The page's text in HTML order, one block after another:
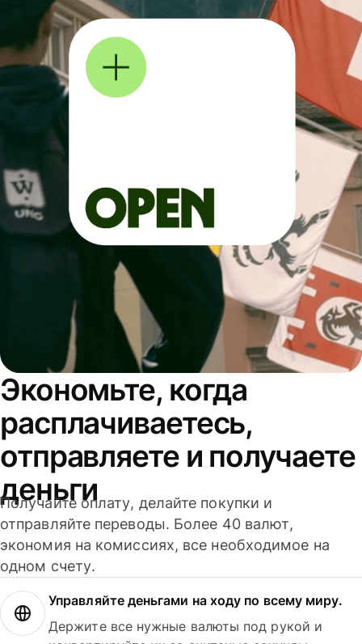
Экономьте, когда
расплачиваетесь,
отправляете и получаете
деньги
Получайте оплату, делайте покупки и
отправляйте переводы. Более 40 валют,
экономия на комиссиях, все необходимое на
одном счету.
Управляйте деньгами на ходу по всему миру.
Держите все нужные валюты под рукой и